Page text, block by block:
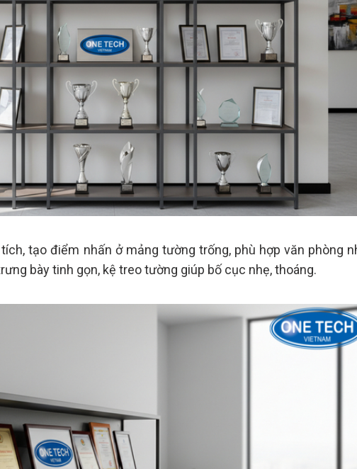
tạo điểm nhấn ở mảng tường trống, phù hợp văn phòng
bày tinh gọn, kệ treo tường giúp bố cục nhẹ, thoáng.